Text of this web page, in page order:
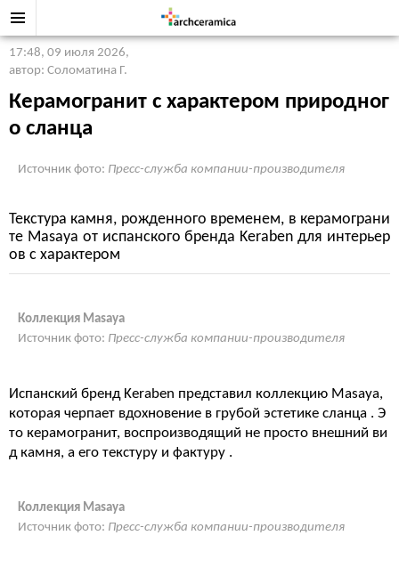
17:48, 09 июля 2026,
автор: Соломатина Г.
Керамогранит с характером природног
о сланца
Источник фото: Пресс-служба компании-производителя
Текстура камня, рожденного временем, в керамограни
те Masaya от испанского бренда Keraben для интерьер
ов с характером
Коллекция Masaya
Источник фото: Пресс-служба компании-производителя
Испанский бренд Keraben представил коллекцию Masaya,
которая черпает вдохновение в грубой эстетике сланца . Э
то керамогранит, воспроизводящий не просто внешний ви
д камня, а его текстуру и фактуру .
Коллекция Masaya
Источник фото: Пресс-служба компании-производителя